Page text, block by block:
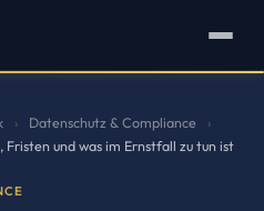
› Datenschutz & Compliance
›
und was im Ernstfall zu tun ist